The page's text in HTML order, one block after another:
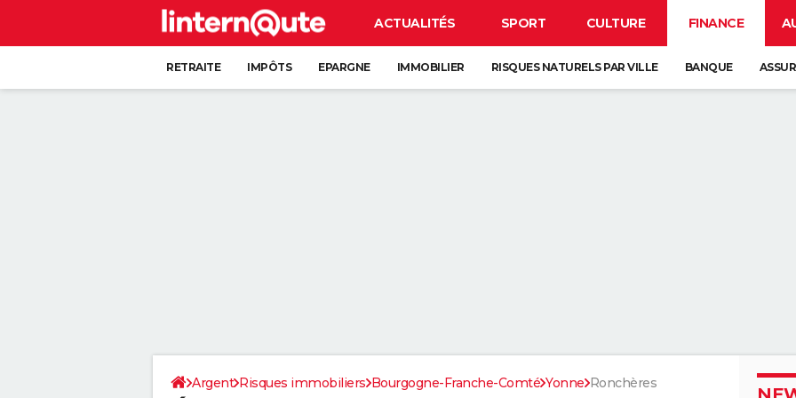
ACTUALITÉS SPORT CULTURE FINANCE
RETRAITE IMPÔTS EPARGNE IMMOBILIER RISQUES NATURELS PAR VILLE BANQUE
Argent Risques immobiliers Bourgogne-Franche-Comté Yonne Ronchères